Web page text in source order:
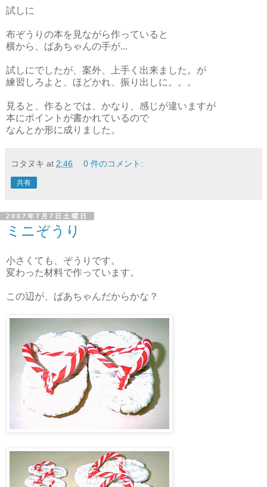
試しに
布ぞうりの本を見ながら作っていると
横から、ばあちゃんの手が...
試しにでしたが、案外、上手く出来ました。が
練習しろよと、ほどかれ、振り出しに。。。
見ると、作るとでは、かなり、感じが違いますが
本にポイントが書かれているので
なんとか形に成りました。
コタヌキ at 2:46 0 件のコメント:
共有
2007年7月7日土曜日
ミニぞうり
小さくても、ぞうりです。
変わった材料で作っています。
この辺が、ばあちゃんだからかな？